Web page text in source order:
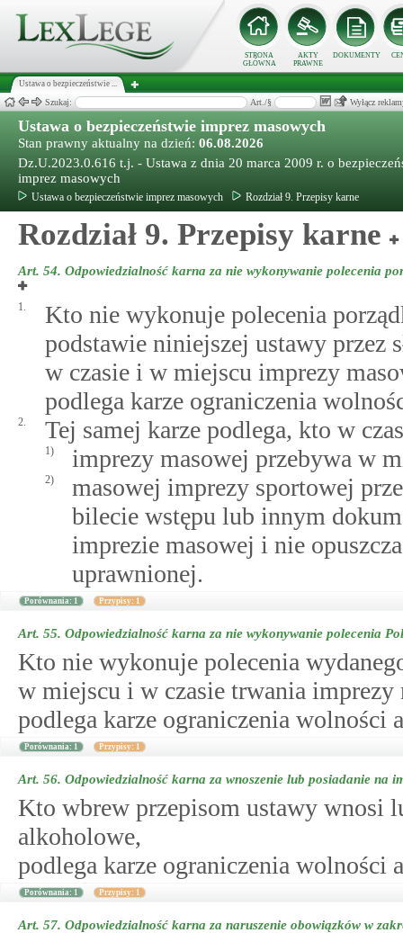
STRONA
GŁÓWNA
AKTY
PRAWNE
DOKUMENTY
Ustawa o bezpieczeństwie ...
Szukaj: Art./§ Wyłącz
Ustawa o bezpieczeństwie imprez masowych
Stan prawny aktualny na dzień: 06.08.2026
Dz.U.2023.0.616 t.j. - Ustawa z dnia 20 marca 2009 r. o
imprez masowych
Ustawa o bezpieczeństwie imprez masowych Rozdział 9. Przepisy karne
Rozdział 9. Przepisy karne
Art. 54. Odpowiedzialność karna za nie wykonywanie polecenia
1.
Kto nie wykonuje polecenia
podstawie niniejszej ustawy przez
w czasie i w miejscu imprezy
podlega karze ograniczenia
2. Tej samej karze podlega, kto w
1) imprezy masowej przebywa w
2)
masowej imprezy sportowej
bilecie wstępu lub innym
imprezie masowej i nie
uprawnionej.
Porównania: 1 Przypisy: 1
Art. 55. Odpowiedzialność karna za nie wykonywanie polecenia
Kto nie wykonuje polecenia
w miejscu i w czasie trwania imprezy
podlega karze ograniczenia wolności
Porównania: 1 Przypisy: 1
Art. 56. Odpowiedzialność karna za wnoszenie lub posiadanie na
Kto wbrew przepisom ustawy wnosi
alkoholowe,
podlega karze ograniczenia wolności
Porównania: 1 Przypisy: 1
Art. 57. Odpowiedzialność karna za naruszenie obowiązków w